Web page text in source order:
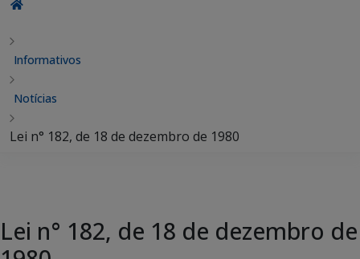
Informativos
Notícias
Lei n° 182, de 18 de dezembro de 1980
Lei n° 182, de 18 de dezembro de